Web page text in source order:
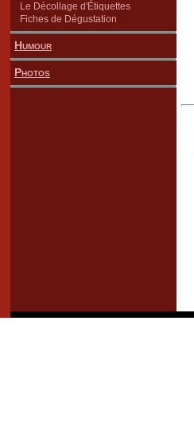
Le Décollage d'Étiquettes
Fiches de Dégustation
Humour
Photos